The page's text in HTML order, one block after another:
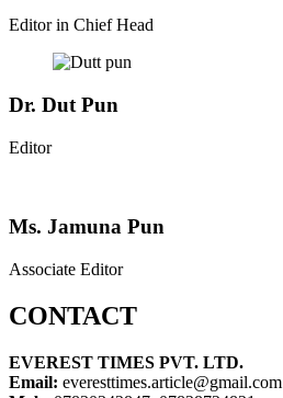
Editor in Chief Head
Dr. Dut Pun
Editor
Ms. Jamuna Pun
Associate Editor
CONTACT
EVEREST TIMES PVT. LTD.
Email: everesttimes.article@gmail.com